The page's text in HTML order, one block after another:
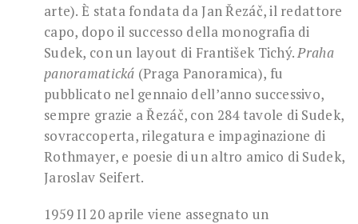
arte). È stata fondata da Jan Řezáč, il redattore
capo, dopo il successo della monografia di
Sudek, con un layout di František Tichý.Praha
panoramatická (Praga Panoramica), fu
pubblicato nel gennaio dell’anno successivo,
sempre grazie a Řezáč, con 284 tavole di Sudek,
sovraccoperta, rilegatura e impaginazione di
Rothmayer, e poesie di un altro amico di Sudek,
Jaroslav Seifert.
1959 Il 20 aprile viene assegnato un